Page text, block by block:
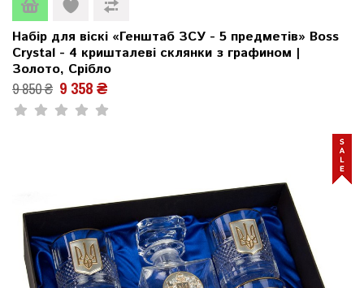
Набір для віскі «Генштаб ЗСУ - 5 предметів» Boss
Crystal - 4 кришталеві склянки з графином |
Золото, Срібло
9 850 ₴ 9 358 ₴